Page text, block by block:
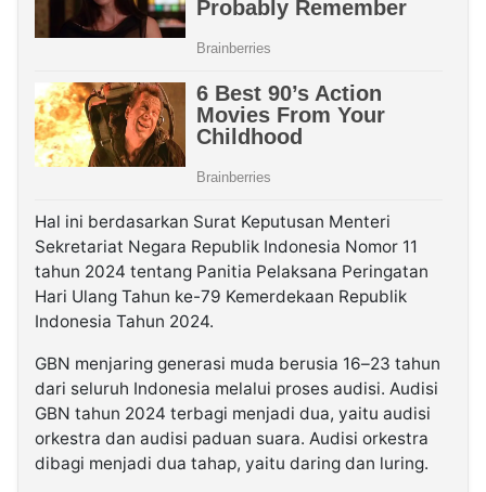
Hal ini berdasarkan Surat Keputusan Menteri
Sekretariat Negara Republik Indonesia Nomor 11
tahun 2024 tentang Panitia Pelaksana Peringatan
Hari Ulang Tahun ke-79 Kemerdekaan Republik
Indonesia Tahun 2024.
GBN menjaring generasi muda berusia 16–23 tahun
dari seluruh Indonesia melalui proses audisi. Audisi
GBN tahun 2024 terbagi menjadi dua, yaitu audisi
orkestra dan audisi paduan suara. Audisi orkestra
dibagi menjadi dua tahap, yaitu daring dan luring.